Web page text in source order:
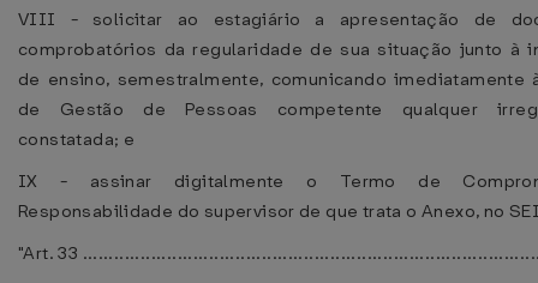
VIII - solicitar ao estagiário a apresentação de
comprobatórios da regularidade de sua situação junto à
de ensino, semestralmente, comunicando imediatamente
de Gestão de Pessoas competente qualquer
constatada; e
IX - assinar digitalmente o Termo de
Responsabilidade do supervisor de que trata o Anexo, no
"Art. 33